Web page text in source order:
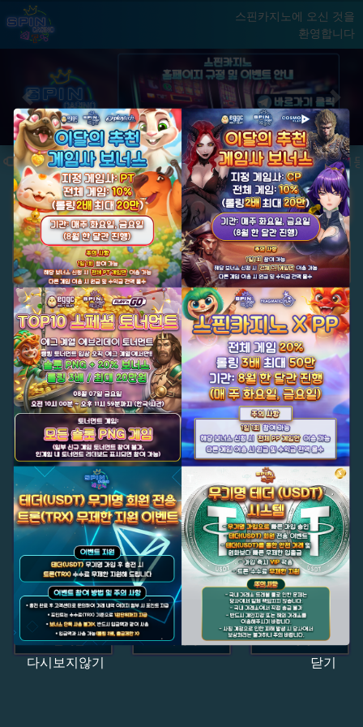
다시보지않기 닫기
스핀카지노에 오신 것을
환영합니다
게임
Previous
Next
★ 국내 최초, 국내 슬롯 1